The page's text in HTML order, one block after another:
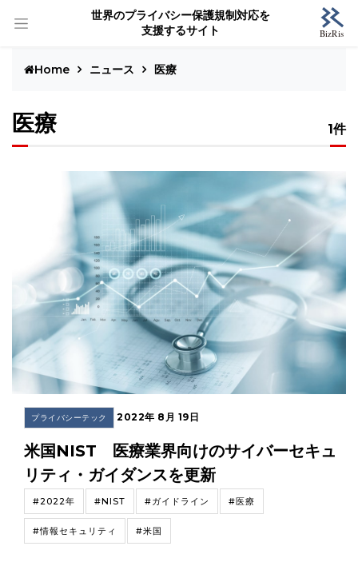
世界のプライバシー保護規制対応を
支援するサイト
Home ニュース 医療
医療 1件
プライバシーテック 2022年 8月 19日
米国NIST 医療業界向けのサイバーセキュ
リティ・ガイダンスを更新
#2022年 #NIST #ガイドライン #医療
#情報セキュリティ #米国